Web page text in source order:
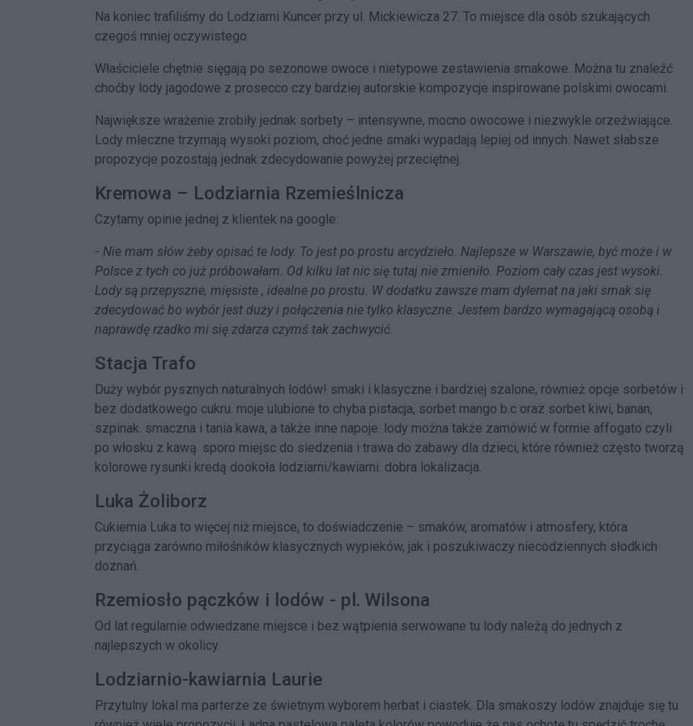
Na koniec trafiliśmy do Lodziarni Kuncer przy ul. Mickiewicza 27. To miejsce dla osób szukających
czegoś mniej oczywistego.
Właściciele chętnie sięgają po sezonowe owoce i nietypowe zestawienia smakowe. Można tu znaleźć
choćby lody jagodowe z prosecco czy bardziej autorskie kompozycje inspirowane polskimi owocami.
Największe wrażenie zrobiły jednak sorbety – intensywne, mocno owocowe i niezwykle orzeźwiające.
Lody mleczne trzymają wysoki poziom, choć jedne smaki wypadają lepiej od innych. Nawet słabsze
propozycje pozostają jednak zdecydowanie powyżej przeciętnej.
Kremowa – Lodziarnia Rzemieślnicza
Czytamy opinie jednej z klientek na google:
- Nie mam słów żeby opisać te lody. To jest po prostu arcydzieło. Najlepsze w Warszawie, być może i w
Polsce z tych co już próbowałam. Od kilku lat nic się tutaj nie zmieniło. Poziom cały czas jest wysoki.
Lody są przepyszne, mięsiste , idealne po prostu. W dodatku zawsze mam dylemat na jaki smak się
zdecydować bo wybór jest duży i połączenia nie tylko klasyczne. Jestem bardzo wymagającą osobą i
naprawdę rzadko mi się zdarza czymś tak zachwycić.
Stacja Trafo
Duży wybór pysznych naturalnych lodów! smaki i klasyczne i bardziej szalone, również opcje sorbetów i
bez dodatkowego cukru. moje ulubione to chyba pistacja, sorbet mango b.c oraz sorbet kiwi, banan,
szpinak. smaczna i tania kawa, a także inne napoje. lody można także zamówić w formie affogato czyli
po włosku z kawą. sporo miejsc do siedzenia i trawa do zabawy dla dzieci, które również często tworzą
kolorowe rysunki kredą dookoła lodziarni/kawiarni. dobra lokalizacja.
Luka Żoliborz
Cukiernia Luka to więcej niż miejsce, to doświadczenie – smaków, aromatów i atmosfery, która
przyciąga zarówno miłośników klasycznych wypieków, jak i poszukiwaczy niecodziennych słodkich
doznań.
Rzemiosło pączków i lodów - pl. Wilsona
Od lat regularnie odwiedzane miejsce i bez wątpienia serwowane tu lody należą do jednych z
najlepszych w okolicy.
Lodziarnio-kawiarnia Laurie
Przytulny lokal ma parterze ze świetnym wyborem herbat i ciastek. Dla smakoszy lodów znajduje się tu